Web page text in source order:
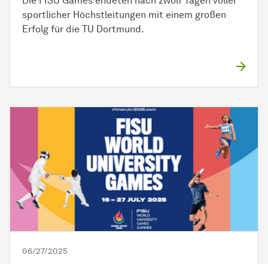
sportlicher Höchstleitungen mit einem großen
Erfolg für die TU Dortmund.
06/27/2025